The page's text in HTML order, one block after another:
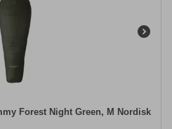
Forest Night Green, M Nordisk